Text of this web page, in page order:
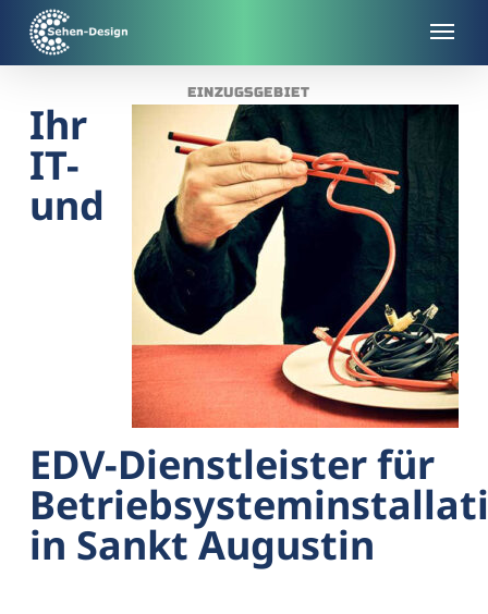
main
EINZUGSGEBIET
Ihr
IT-
und
EDV-Dienstleister für
in Sankt Augustin